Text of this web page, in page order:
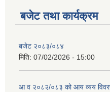
बजेट तथा कार्यक्रम
बजेट २०८३/०८४
मिति: 07/02/2026 - 15:00
आ व २०८२/०८३ को आय व्यय